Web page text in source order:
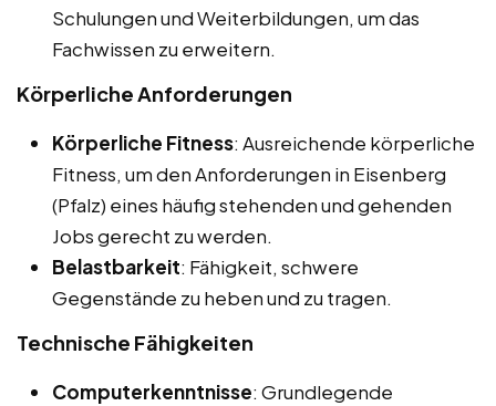
Schulungen und Weiterbildungen, um das
Fachwissen zu erweitern.
Körperliche Anforderungen
Körperliche Fitness: Ausreichende körperliche
Fitness, um den Anforderungen in Eisenberg
(Pfalz) eines häufig stehenden und gehenden
Jobs gerecht zu werden.
Belastbarkeit: Fähigkeit, schwere
Gegenstände zu heben und zu tragen.
Technische Fähigkeiten
Computerkenntnisse: Grundlegende